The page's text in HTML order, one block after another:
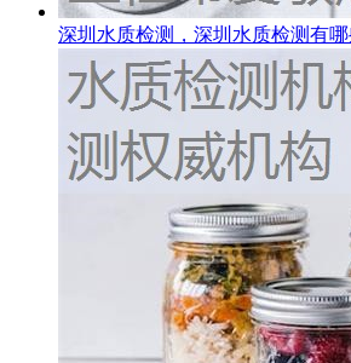
深圳水质检测，深圳水质检测有哪